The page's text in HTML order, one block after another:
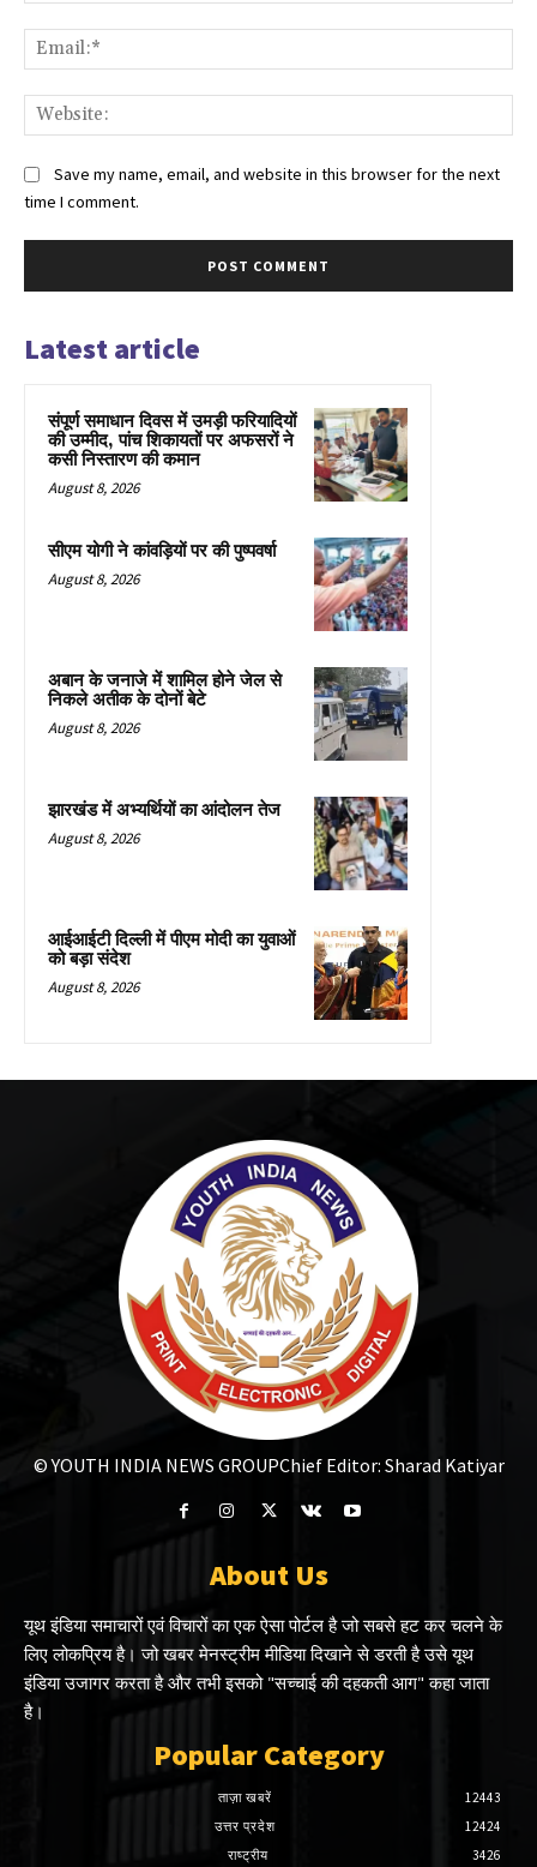
Save my name, email, and website in this browser for the next
time I comment.
Latest article
संपूर्ण समाधान दिवस में उमड़ी फरियादियों
की उम्मीद, पांच शिकायतों पर अफसरों ने
कसी निस्तारण की कमान
August 8, 2026
सीएम योगी ने कांवड़ियों पर की पुष्पवर्षा
August 8, 2026
अबान के जनाजे में शामिल होने जेल से
निकले अतीक के दोनों बेटे
August 8, 2026
झारखंड में अभ्यर्थियों का आंदोलन तेज
August 8, 2026
आईआईटी दिल्ली में पीएम मोदी का युवाओं
को बड़ा संदेश
August 8, 2026
© YOUTH INDIA NEWS GROUPChief Editor: Sharad Katiyar
About Us
यूथ इंडिया समाचारों एवं विचारों का एक ऐसा पोर्टल है जो सबसे हट कर चलने के
लिए लोकप्रिय है। जो खबर मेनस्ट्रीम मीडिया दिखाने से डरती है उसे यूथ
इंडिया उजागर करता है और तभी इसको "सच्चाई की दहकती आग" कहा जाता
है।
Popular Category
ताज़ा खबरें
12443
उत्तर प्रदेश
12424
राष्ट्रीय
3426